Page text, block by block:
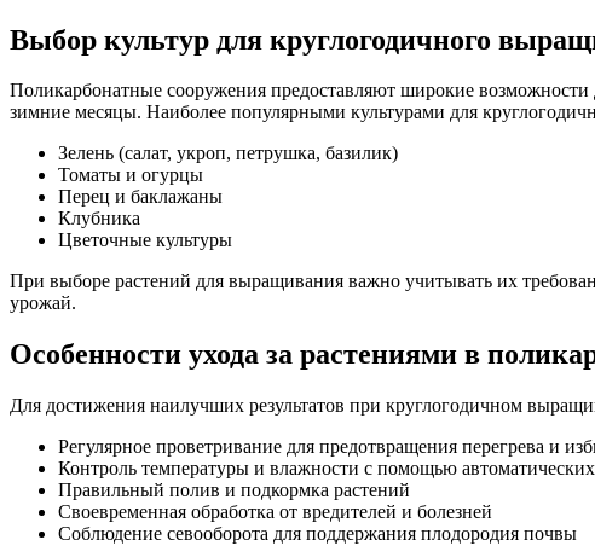
Выбор культур для круглогодичного
Поликарбонатные сооружения предоставляют широкие
зимние месяцы. Наиболее популярными культурами для
Зелень (салат, укроп, петрушка, базилик)
Томаты и огурцы
Перец и баклажаны
Клубника
Цветочные культуры
При выборе растений для выращивания важно учитывать их
урожай.
Особенности ухода за растениями в
Для достижения наилучших результатов при круглогодичном
Регулярное проветривание для предотвращения перегрева и
Контроль температуры и влажности с помощью
Правильный полив и подкормка растений
Своевременная обработка от вредителей и болезней
Соблюдение севооборота для поддержания плодородия почвы